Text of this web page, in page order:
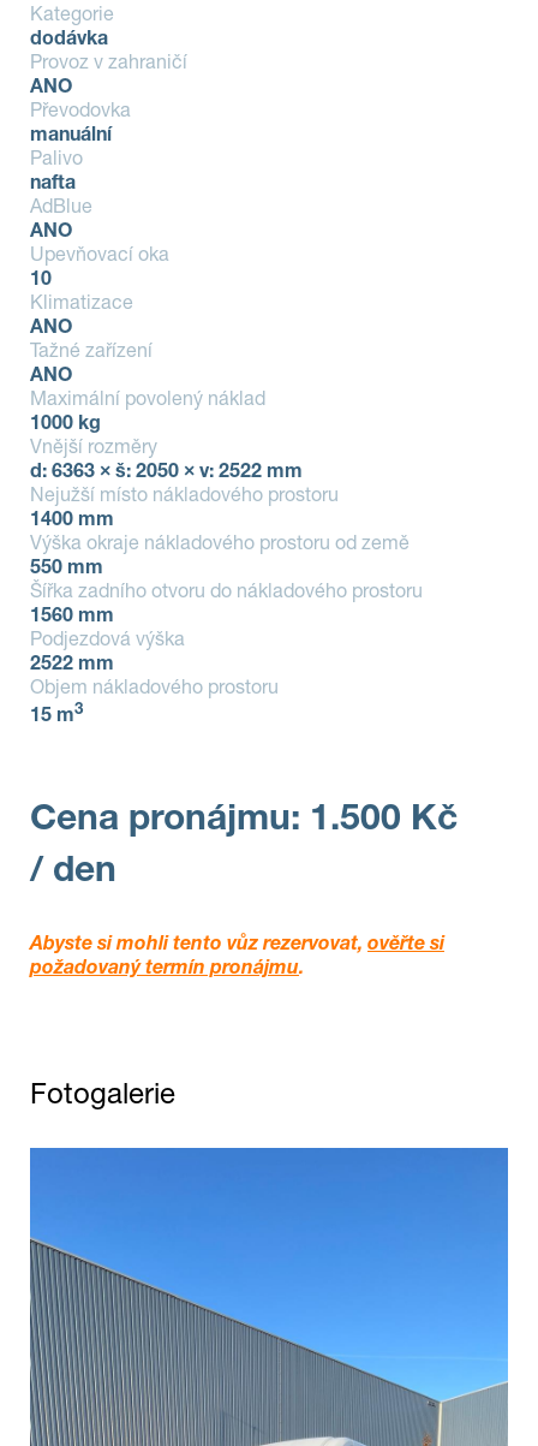
Kategorie
dodávka
Provoz v zahraničí
ANO
Převodovka
manuální
Palivo
nafta
AdBlue
ANO
Upevňovací oka
10
Klimatizace
ANO
Tažné zařízení
ANO
Maximální povolený náklad
1000 kg
Vnější rozměry
d: 6363 × š: 2050 × v: 2522 mm
Nejužší místo nákladového prostoru
1400 mm
Výška okraje nákladového prostoru od země
550 mm
Šířka zadního otvoru do nákladového prostoru
1560 mm
Podjezdová výška
2522 mm
Objem nákladového prostoru
15 m3
Cena pronájmu: 1.500 Kč
/ den
Abyste si mohli tento vůz rezervovat, ověřte si
požadovaný termín pronájmu.
Fotogalerie